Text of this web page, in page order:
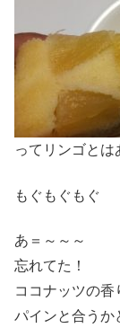
ってリンゴとは
もぐもぐもぐ
あ＝～～～
忘れてた！
ココナッツの香
パインと合うか